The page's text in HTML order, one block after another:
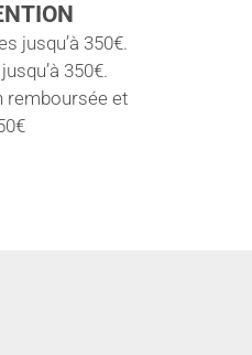
jusqu’à 350€.
350€.
remboursée et